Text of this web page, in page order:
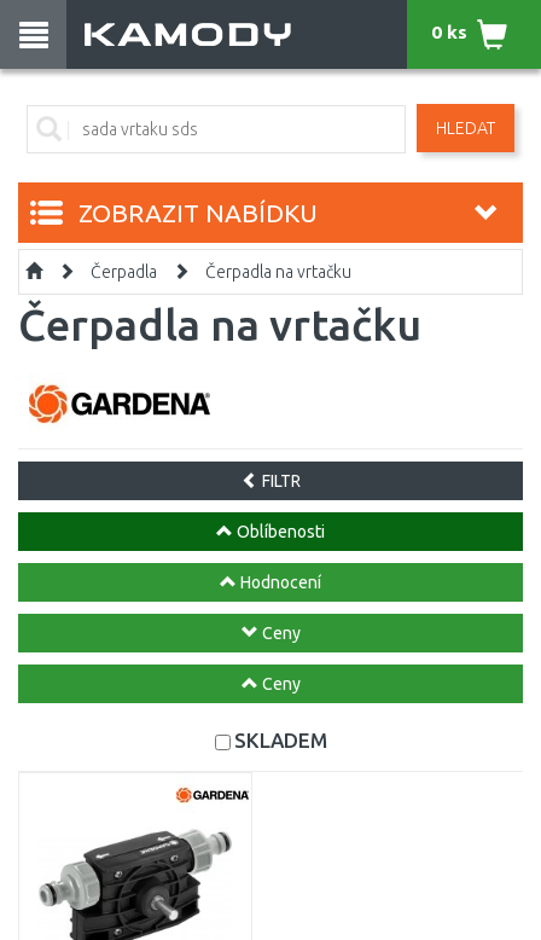
HLEDAT
0 ks
ZOBRAZIT NABÍDKU
Čerpadla Čerpadla na vrtačku
Čerpadla na vrtačku
FILTR
Oblíbenosti
Hodnocení
Ceny
Ceny
SKLADEM